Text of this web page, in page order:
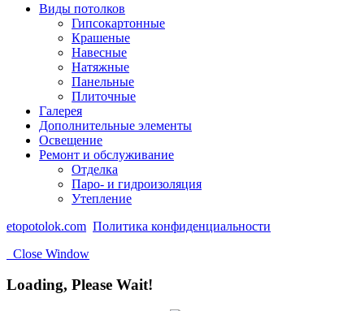
Виды потолков
Гипсокартонные
Крашеные
Навесные
Натяжные
Панельные
Плиточные
Галерея
Дополнительные элементы
Освещение
Ремонт и обслуживание
Отделка
Паро- и гидроизоляция
Утепление
etopotolok.com Политика конфиденциальности
Close Window
Loading, Please Wait!